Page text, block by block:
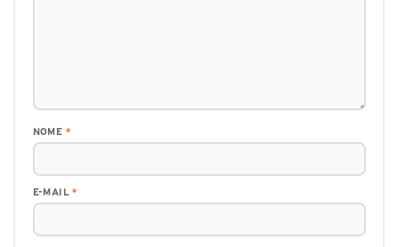
NOME *
E-MAIL*